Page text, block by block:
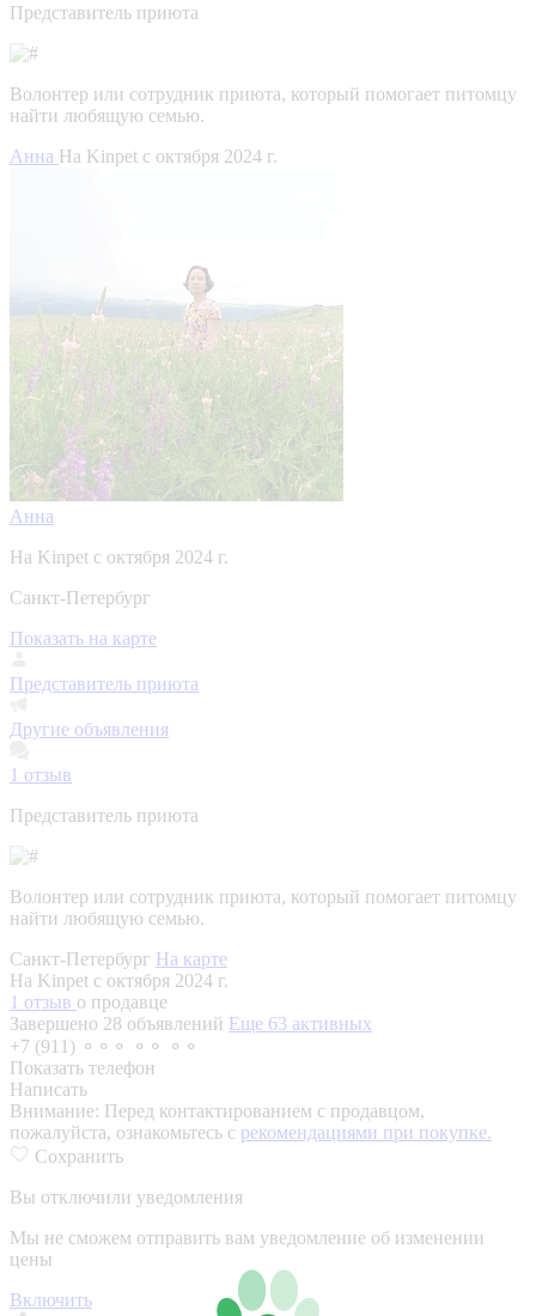
Представитель приюта
Волонтер или сотрудник приюта, который помогает питомцу
найти любящую семью.
Анна На Kinpet c октября 2024 г.
Анна
На Kinpet c октября 2024 г.
Санкт-Петербург
Показать на карте
Представитель приюта
Другие объявления
1 отзыв
Представитель приюта
Волонтер или сотрудник приюта, который помогает питомцу
найти любящую семью.
Санкт-Петербург На карте
На Kinpet c октября 2024 г.
1 отзыв о продавце
Завершено 28 объявлений Еще 63 активных
+7 (911) ⚬⚬⚬ ⚬⚬ ⚬⚬
Показать телефон
Написать
Внимание: Перед контактированием с продавцом,
пожалуйста, ознакомьтесь с рекомендациями при покупке.
Сохранить
Вы отключили уведомления
Мы не сможем отправить вам уведомление об изменении
цены
Включить